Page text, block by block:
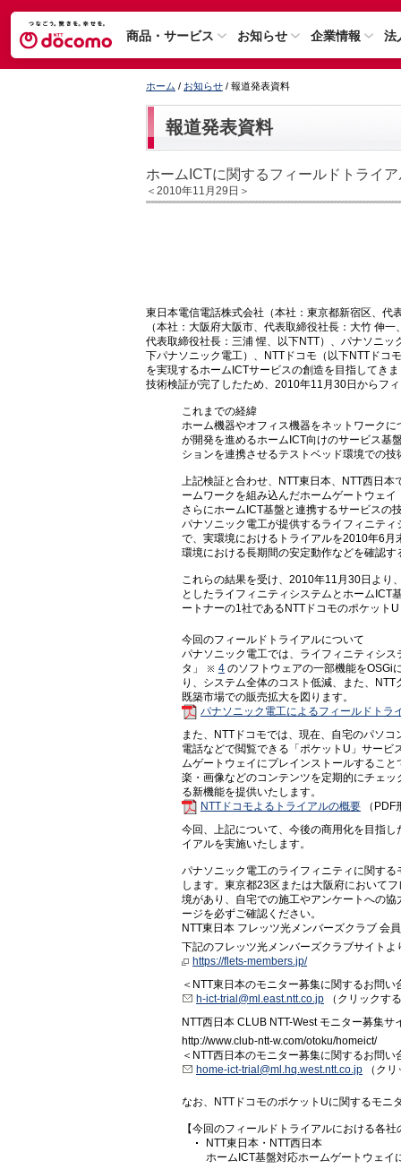
商品・サービス お知らせ 企業情報 法
ホーム / お知らせ / 報道発表資料
報道発表資料
ホームICTに関するフィールドトライ
＜2010年11月29日＞
東日本電信電話株式会社（本社：東京都新宿区、代
（本社：大阪府大阪市、代表取締役社長：大竹 伸
代表取締役社長：三浦 惺、以下NTT）、パナソニ
下パナソニック電工）、NTTドコモ（以下NTTドコ
を実現するホームICTサービスの創造を目指してき
技術検証が完了したため、2010年11月30日からフ
これまでの経緯
ホーム機器やオフィス機器をネットワーク
が開発を進めるホームICT向けのサービス基
ションを連携させるテストベッド環境での
上記検証と合わせ、NTT東日本、NTT西日
ームワークを組み込んだホームゲートウェ
さらにホームICT基盤と連携するサービスの
パナソニック電工が提供するライフィニティ
で、実環境におけるトライアルを2010年6
環境における長期間の安定動作などを確認す
これらの結果を受け、2010年11月30日より
としたライフィニティシステムとホームICT
ートナーの1社であるNTTドコモのポケット
今回のフィールドトライアルについて
パナソニック電工では、ライフィニティシ
タ」
4 のソフトウェアの一部機能をOSGi
り、システム全体のコスト低減、また、
既築市場での販売拡大を図ります。
パナソニック電工によるフィールドトラ
また、NTTドコモでは、現在、自宅のパソ
電話などで閲覧できる「ポケットU」サービ
ムゲートウェイにプレインストールするこ
楽・画像などのコンテンツを定期的にチェ
る新機能を提供いたします。
NTTドコモよるトライアルの概要 （PDF
今回、上記について、今後の商用化を目指
イアルを実施いたします。
パナソニック電工のライフィニティに関す
します。東京都23区または大阪府において
境があり、自宅での施工やアンケートへの
ージを必ずご確認ください。
NTT東日本 フレッツ光メンバーズクラブ 会
下記のフレッツ光メンバーズクラブサイト
https://flets-members.jp/
＜NTT東日本のモニター募集に関するお問い
h-ict-trial@ml.east.ntt.co.jp （クリックす
NTT西日本 CLUB NTT-West モニター募集サ
http://www.club-ntt-w.com/otoku/homeict/
＜NTT西日本のモニター募集に関するお問い
home-ict-trial@ml.hq.west.ntt.co.jp （ク
なお、NTTドコモのポケットUに関するモニ
【今回のフィールドトライアルにおける各
NTT東日本・NTT西日本
ホームICT基盤対応ホームゲートウェイ